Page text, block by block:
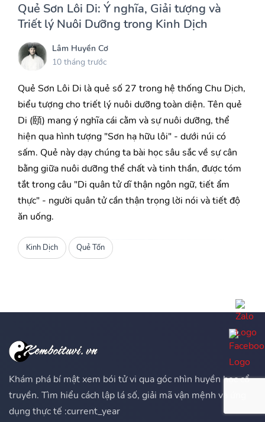
Quẻ Sơn Lôi Di: Ý nghĩa, Giải tượng và
Triết lý Nuôi Dưỡng trong Kinh Dịch
Lâm Huyền Cơ
10 tháng trước
Quẻ Sơn Lôi Di là quẻ số 27 trong hệ thống Chu Dịch,
biểu tượng cho triết lý nuôi dưỡng toàn diện. Tên quẻ
Di (頤) mang ý nghĩa cái cằm và sự nuôi dưỡng, thể
hiện qua hình tượng "Sơn hạ hữu lôi" - dưới núi có
sấm. Quẻ này dạy chúng ta bài học sâu sắc về sự cân
bằng giữa nuôi dưỡng thể chất và tinh thần, được tóm
tắt trong câu "Di quân tử dĩ thận ngôn ngữ, tiết ẩm
thực" - người quân tử cần thận trọng lời nói và tiết độ
ăn uống.
Kinh Dịch Quẻ Tốn
Khám phá bí mật xem bói tử vi qua góc nhìn huyền học cổ
truyền. Tìm hiểu cách lập lá số, giải mã vận mệnh và ứng
dụng thực tế :current_year